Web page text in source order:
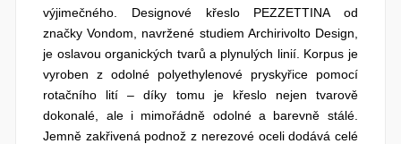
výjimečného. Designové křeslo PEZZETTINA od
značky Vondom, navržené studiem Archirivolto Design,
je oslavou organických tvarů a plynulých linií. Korpus je
vyroben z odolné polyethylenové pryskyřice pomocí
rotačního lití – díky tomu je křeslo nejen tvarově
dokonalé, ale i mimořádně odolné a barevně stálé.
Jemně zakřivená podnož z nerezové oceli dodává celé